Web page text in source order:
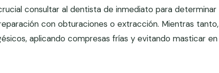
consultar al dentista de inmediato para determinar
con obturaciones o extracción. Mientras tanto,
aplicando compresas frías y evitando masticar en